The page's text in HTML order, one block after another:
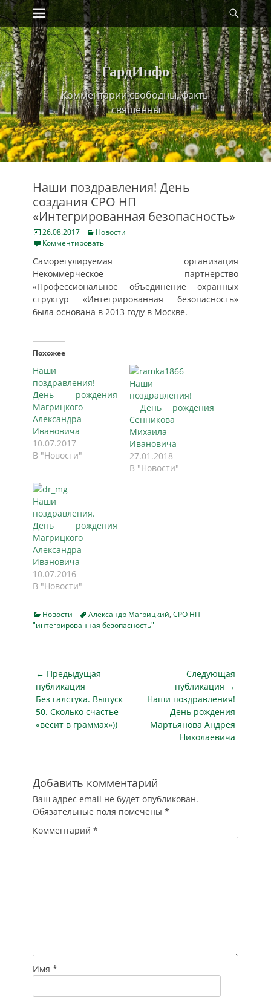
Skip
to
content
Primary Menu
ГардИнфо
Комментарии свободны, факты
священны
Наши поздравления! День
создания СРО НП
«Интегрированная безопасность»
Posted
on
26.08.2017 Categories
Новости
Комментировать
Саморегулируемая организация
Некоммерческое партнерство
«Профессиональное объединение охранных
структур «Интегрированная безопасность»
была основана в 2013 году в Москве.
Похожее
Наши
поздравления!
День рождения
Магрицкого
Александра
Ивановича
10.07.2017
В "Новости"
Наши
поздравления!
День рождения
Сенникова
Михаила
Ивановича
27.01.2018
В "Новости"
Наши
поздравления.
День рождения
Магрицкого
Александра
Ивановича
10.07.2016
В "Новости"
Categories
Новости TagsАлександр Магрицкий, СРО НП
"интегрированная безопасность"
Навигация
по
записям
← Предыдущая
публикация
Предыдущая
публикация
Без галстука. Выпуск
50. Сколько счастье
«весит в граммах»))
Следующая
публикация →
Следующая
публикация
Наши поздравления!
День рождения
Мартьянова Андрея
Николаевича
Добавить комментарий
Ваш адрес email не будет опубликован.
Обязательные поля помечены *
Комментарий *
Имя *